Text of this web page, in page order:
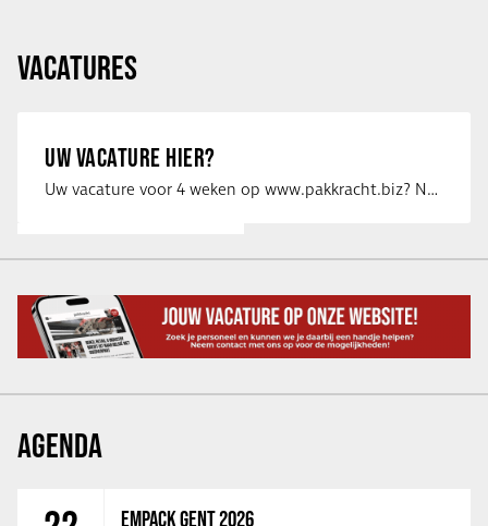
VACATURES
UW VACATURE HIER?
Uw vacature voor 4 weken op www.pakkracht.biz? Neem dan contact op met Yannick van …
AGENDA
EMPACK GENT 2026